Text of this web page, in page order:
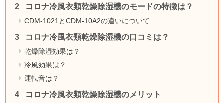
コロナ冷風衣類乾燥除湿機のモードの特徴は？
CDM-1021とCDM-10A2の違いについて
コロナ冷風衣類乾燥除湿機の口コミは？
乾燥除湿効果は？
冷風効果は？
運転音は？
コロナ冷風衣類乾燥除湿機のメリット